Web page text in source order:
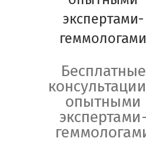
Бесплатные
опытными
экспертами-